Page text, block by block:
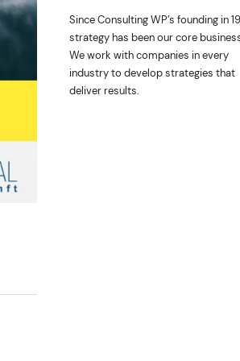
Since Consulting WP’s founding in
strategy has been our core
We work with companies in every
industry to develop strategies that
deliver results.